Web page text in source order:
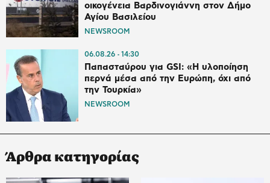
οικογένεια Βαρδινογιάννη στον Δήμο
Αγίου Βασιλείου
NEWSROOM
06.08.26 14:30
Παπασταύρου για GSI: «Η υλοποίηση
περνά μέσα από την Ευρώπη, όχι από
την Τουρκία»
NEWSROOM
Άρθρα κατηγορίας